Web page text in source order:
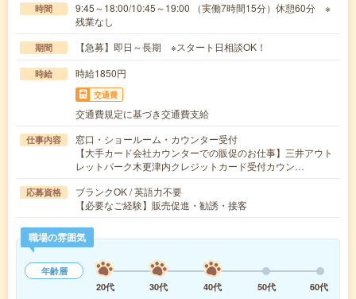
時間
9:45～18:00/10:45～19:00 （実働7時間15分）休憩60分 ※
残業なし
期間 【急募】即日～長期 ※スタート日相談OK！
時給 時給1850円
交通費
交通費規定に基づき交通費支給
仕事内容
窓口・ショールーム・カウンター受付
【大手カード会社カウンターでの販促のお仕事】三井アウト
レットパーク木更津内クレジットカード受付カウン…
応募資格
ブランクOK / 英語力不要
【必要なご経験】販売促進・勧誘・接客
職場の雰囲気
年齢層
20代
30代 40代 50代 60代